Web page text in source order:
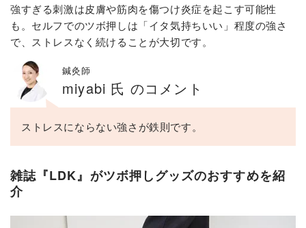
強すぎる刺激は皮膚や筋肉を傷つけ炎症を起こす可能性
も。セルフでのツボ押しは「イタ気持ちいい」程度の強さ
で、ストレスなく続けることが大切です。
鍼灸師
miyabi 氏 のコメント
ストレスにならない強さが鉄則です。
雑誌『LDK』がツボ押しグッズのおすすめを紹
介